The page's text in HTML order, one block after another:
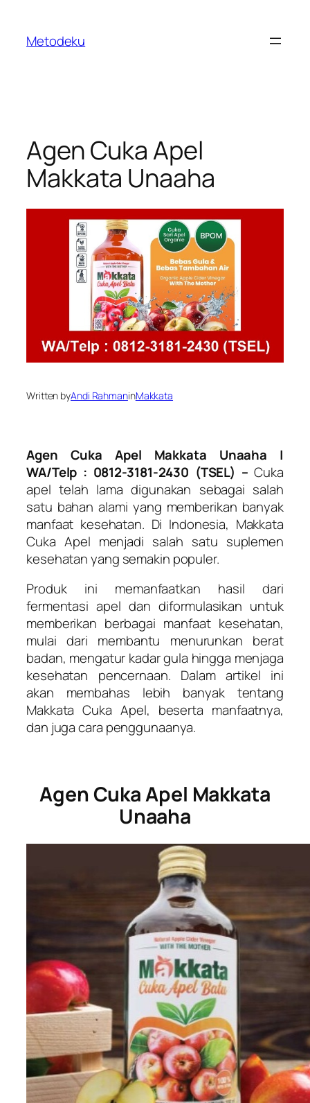
content
Metodeku
Agen Cuka Apel
Makkata Unaaha
Written byAndi RahmaninMakkata
Agen Cuka Apel Makkata Unaaha |
WA/Telp : 0812-3181-2430 (TSEL) –Cuka
apel telah lama digunakan sebagai salah
satu bahan alami yang memberikan banyak
manfaat kesehatan. Di Indonesia, Makkata
Cuka Apel menjadi salah satu suplemen
kesehatan yang semakin populer.
Produk ini memanfaatkan hasil dari
fermentasi apel dan diformulasikan untuk
memberikan berbagai manfaat kesehatan,
mulai dari membantu menurunkan berat
badan, mengatur kadar gula hingga menjaga
kesehatan pencernaan. Dalam artikel ini
akan membahas lebih banyak tentang
Makkata Cuka Apel, beserta manfaatnya,
dan juga cara penggunaanya.
Agen Cuka Apel Makkata
Unaaha